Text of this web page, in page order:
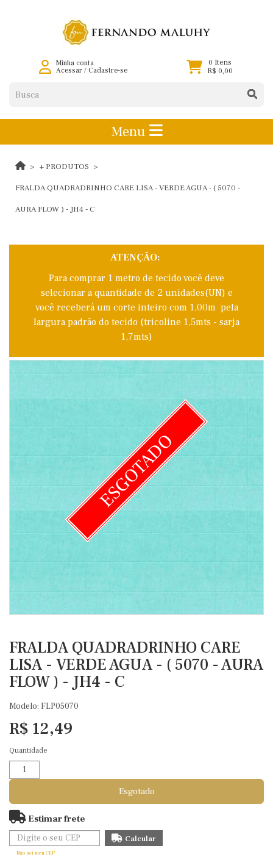
Minha conta
Acessar/ Cadastre-se
0 Itens
R$ 0,00
Menu
+ PRODUTOS
FRALDA QUADRADRINHO CARE LISA - VERDE AGUA - ( 5070 -
AURA FLOW ) - JH4 - C
ATENÇÃO:
Para comprar 1 metro de tecido você deve
selecionar a quantidade de 2 unidades(UN) e
você receberá um corte inteiro com 1,00m pela
largura padrão do tecido (tricoline 1,5mts - sarja
1,7mts)
ESGOTADO
FRALDA QUADRADRINHO CARE
LISA - VERDE AGUA - ( 5070 - AURA
FLOW ) - JH4 - C
Modelo: FLP05070
R$ 12,49
Quantidade
Esgotado
Estimar frete
Não sei meu CEP